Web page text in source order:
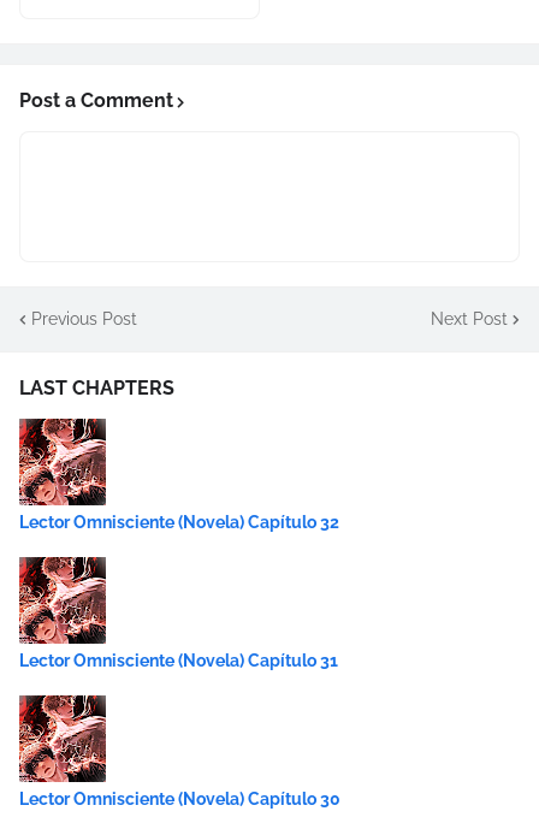
Post a Comment
Previous Post Next Post
LAST CHAPTERS
Lector Omnisciente (Novela) Capítulo 32
Lector Omnisciente (Novela) Capítulo 31
Lector Omnisciente (Novela) Capítulo 30